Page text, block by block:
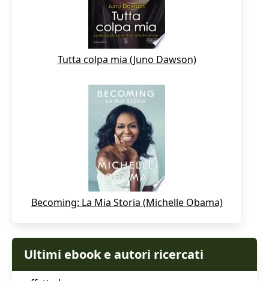
Tutta colpa mia (Juno Dawson)
Becoming: La Mia Storia (Michelle Obama)
Ultimi ebook e autori ricercati